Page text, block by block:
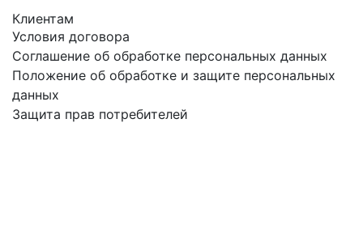
Клиентам
Условия договора
Соглашение об обработке персональных данных
Положение об обработке и защите персональных
данных
Защита прав потребителей